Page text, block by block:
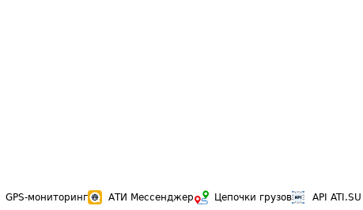
GPS-мониторинг АТИ Мессенджер Цепочки грузов API ATI.SU